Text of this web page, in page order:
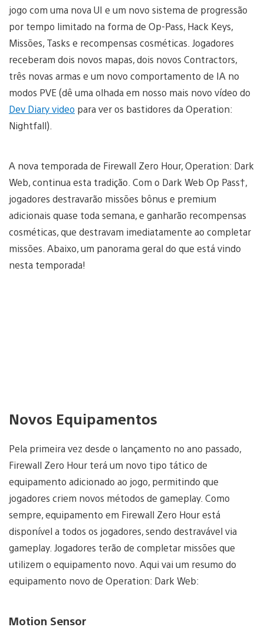
jogo com uma nova UI e um novo sistema de progressão
por tempo limitado na forma de Op-Pass, Hack Keys,
Missões, Tasks e recompensas cosméticas. Jogadores
receberam dois novos mapas, dois novos Contractors,
três novas armas e um novo comportamento de IA no
modos PVE (dê uma olhada em nosso mais novo vídeo do
Dev Diary video para ver os bastidores da Operation:
Nightfall).
A nova temporada de Firewall Zero Hour, Operation: Dark
Web, continua esta tradição. Com o Dark Web Op Pass†,
jogadores destravarão missões bônus e premium
adicionais quase toda semana, e ganharão recompensas
cosméticas, que destravam imediatamente ao completar
missões. Abaixo, um panorama geral do que está vindo
nesta temporada!
Novos Equipamentos
Pela primeira vez desde o lançamento no ano passado,
Firewall Zero Hour terá um novo tipo tático de
equipamento adicionado ao jogo, permitindo que
jogadores criem novos métodos de gameplay. Como
sempre, equipamento em Firewall Zero Hour está
disponível a todos os jogadores, sendo destravável via
gameplay. Jogadores terão de completar missões que
utilizem o equipamento novo. Aqui vai um resumo do
equipamento novo de Operation: Dark Web:
Motion Sensor